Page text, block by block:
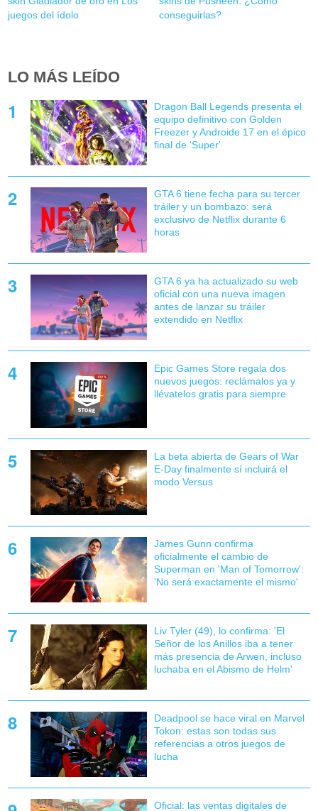
juegos del ídolo
conseguirlas?
LO MÁS LEÍDO
Dragon Ball Legends presenta el
equipo definitivo con Golden
Freezer y Androide 17 en el épico
final de 'Super'
GTA 6 tiene fecha para su tercer
tráiler y un bombazo: será
exclusivo de Netflix durante 6
horas
GTA 6 ya ha actualizado su web
oficial con una nueva imagen
antes de lanzar su tráiler
extendido en Netflix
Epic Games Store regala dos
nuevos juegos: reclámalos ya y
llévatelos gratis para siempre
La beta abierta de Gears of War
E-Day finalmente sí incluirá el
modo Versus
James Gunn confirma
oficialmente el cambio de
Superman en 'Man of Tomorrow':
'No será exactamente el mismo'
Liv Tyler (49), lo confirma: 'El
Señor de los Anillos iba a tener
más presencia de Arwen, incluso
luchaba en el Abismo de Helm'
Deadpool se hace viral en Marvel
Tokon: estas son todas sus
referencias a otros juegos de
lucha
Oficial: las ventas digitales de